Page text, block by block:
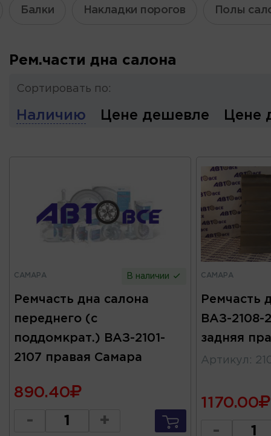
Балки Накладки порогов Полы
Рем.части дна салона
Сортировать по:
Наличию Цене дешевле Цене
САМАРА В наличии
Ремчасть дна салона
переднего (с
поддомкрат.) ВАЗ-2101-
2107 правая Самара
890.40
- +
САМАРА
Ремчасть
ВАЗ-2108-
задняя
Артикул :
1170.00
-